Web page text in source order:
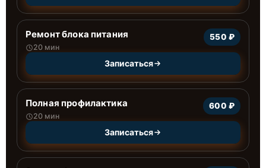
Ремонт блока питания
20 мин
550 ₽
Записаться
Полная профилактика
20 мин
600 ₽
Записаться